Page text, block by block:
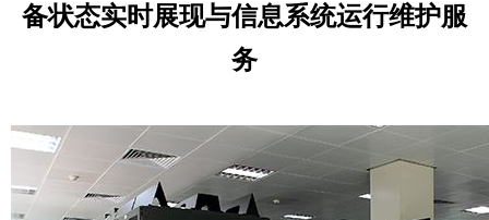
备状态实时展现与信息系统运行维护服
务